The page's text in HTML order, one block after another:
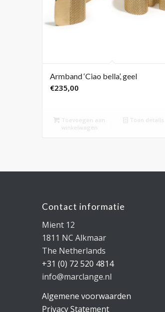
Armband ‘Ciao bella’, geel
€235,00
Toevoegen aan
winkelwagen
Toon details
Contact informatie
Mient 12
1811 NC Alkmaar
The Netherlands
+31 (0) 72 520 4814
info@marclange.nl
Algemene voorwaarden
Privacy Statement